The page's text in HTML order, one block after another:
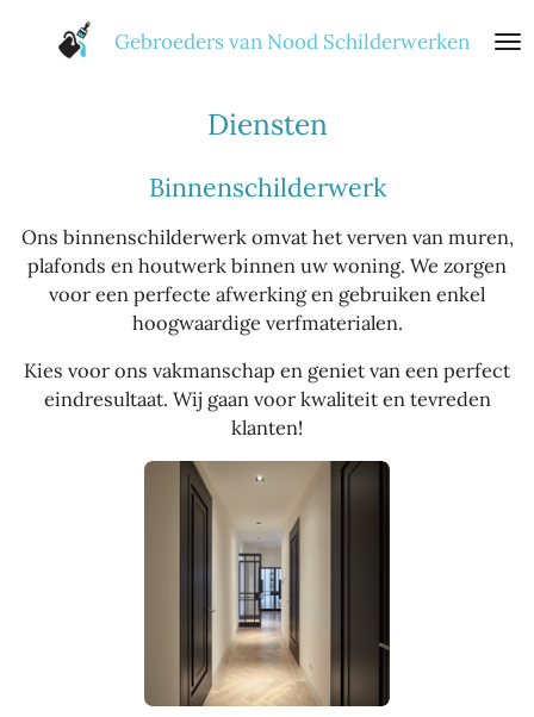
direct
Gebroeders van Nood Schilderwerken
Diensten
Binnenschilderwerk
Ons binnenschilderwerk omvat het verven van muren,
plafonds en houtwerk binnen uw woning. We zorgen
voor een perfecte afwerking en gebruiken enkel
hoogwaardige verfmaterialen.
Kies voor ons vakmanschap en geniet van een perfect
eindresultaat. Wij gaan voor kwaliteit en tevreden
klanten!